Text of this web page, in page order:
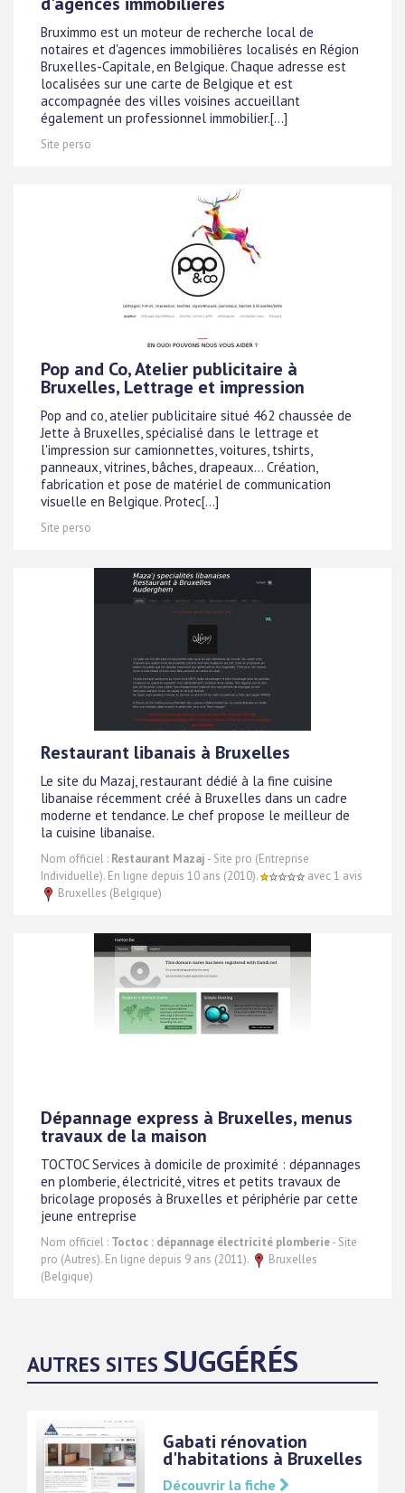
Bruximmo est un moteur de recherche local de
notaires et d'agences immobilières localisés en Région
Bruxelles-Capitale, en Belgique. Chaque adresse est
localisées sur une carte de Belgique et est
accompagnée des villes voisines accueillant
également un professionnel immobilier.[...]
Site perso
Pop and Co, Atelier publicitaire à
Bruxelles, Lettrage et impression
Pop and co, atelier publicitaire situé 462 chaussée de
Jette à Bruxelles, spécialisé dans le lettrage et
l'impression sur camionnettes, voitures, tshirts,
panneaux, vitrines, bâches, drapeaux... Création,
fabrication et pose de matériel de communication
visuelle en Belgique. Protec[...]
Site perso
Restaurant libanais à Bruxelles
Le site du Mazaj, restaurant dédié à la fine cuisine
libanaise récemment créé à Bruxelles dans un cadre
moderne et tendance. Le chef propose le meilleur de
la cuisine libanaise.
Nom officiel : Restaurant Mazaj - Site pro (Entreprise
Individuelle). En ligne depuis 10 ans (2010).
avec 1 avis
Bruxelles (Belgique)
Dépannage express à Bruxelles, menus
travaux de la maison
TOCTOC Services à domicile de proximité : dépannages
en plomberie, électricité, vitres et petits travaux de
bricolage proposés à Bruxelles et périphérie par cette
jeune entreprise
Nom officiel : Toctoc : dépannage électricité plomberie- Site
pro (Autres). En ligne depuis 9 ans (2011).
Bruxelles
(Belgique)
AUTRES SITES SUGGÉRÉS
Gabati rénovation
d'habitations à Bruxelles
Découvrir la fiche